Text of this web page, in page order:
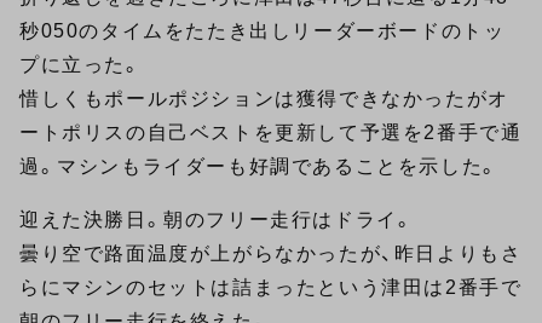
秒050のタイムをたたき出しリーダーボードのトッ
プに立った。
惜しくもポールポジションは獲得できなかったがオ
ートポリスの自己ベストを更新して予選を2番手で通
過。マシンもライダーも好調であることを示した。
迎えた決勝日。朝のフリー走行はドライ。
曇り空で路面温度が上がらなかったが、昨日よりもさ
らにマシンのセットは詰まったという津田は2番手で